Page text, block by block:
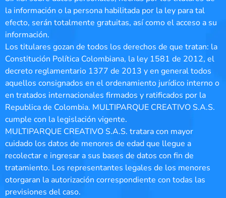
la información o la persona habilitada por la ley para tal
efecto, serán totalmente gratuitas, así como el acceso a su
información.
Los titulares gozan de todos los derechos de que tratan: la
Constitución Política Colombiana, la ley 1581 de 2012, el
decreto reglamentario 1377 de 2013 y en general todos
aquellos consignados en el ordenamiento jurídico interno o
en tratados internacionales firmados y ratificados por la
Republica de Colombia. MULTIPARQUE CREATIVO S.A.S.
cumple con la legislación vigente.
MULTIPARQUE CREATIVO S.A.S. tratara con mayor
cuidado los datos de menores de edad que llegue a
recolectar e ingresar a sus bases de datos con fin de
tratamiento. Los representantes legales de los menores
otorgaran la autorización correspondiente con todas las
previsiones del caso.